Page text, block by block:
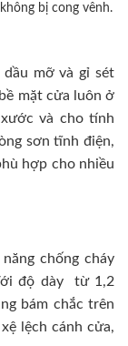
bị cong vênh.
mỡ và gỉ sét
mặt cửa luôn ở
và cho tính
sơn tĩnh điện,
hợp cho nhiều
chống cháy
độ dày từ 1,2
bám chắc trên
lệch cánh cửa,